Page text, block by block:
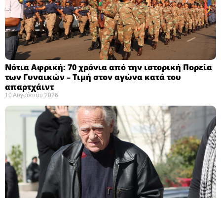
Νότια Αφρική: 70 χρόνια από την ιστορική Πορεία
των Γυναικών – Τιμή στον αγώνα κατά του
απαρτχάιντ ​
10 Αυγούστου 2026